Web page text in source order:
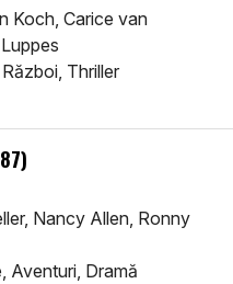
Koch, Carice van
Thriller
Nancy Allen, Ronny
Aventuri, Dramă